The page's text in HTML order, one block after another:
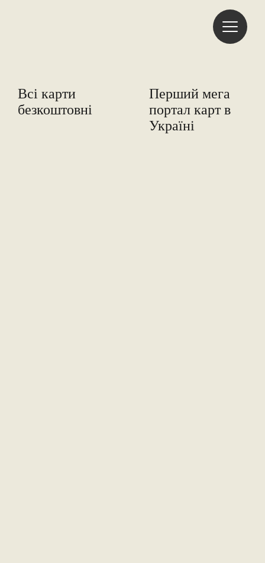
Всі карти
безкоштовні
Freemap
Перший мега
портал карт в
Україні